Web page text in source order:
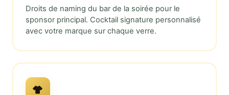
Droits de naming du bar de la soirée pour le
sponsor principal. Cocktail signature personnalisé
avec votre marque sur chaque verre.